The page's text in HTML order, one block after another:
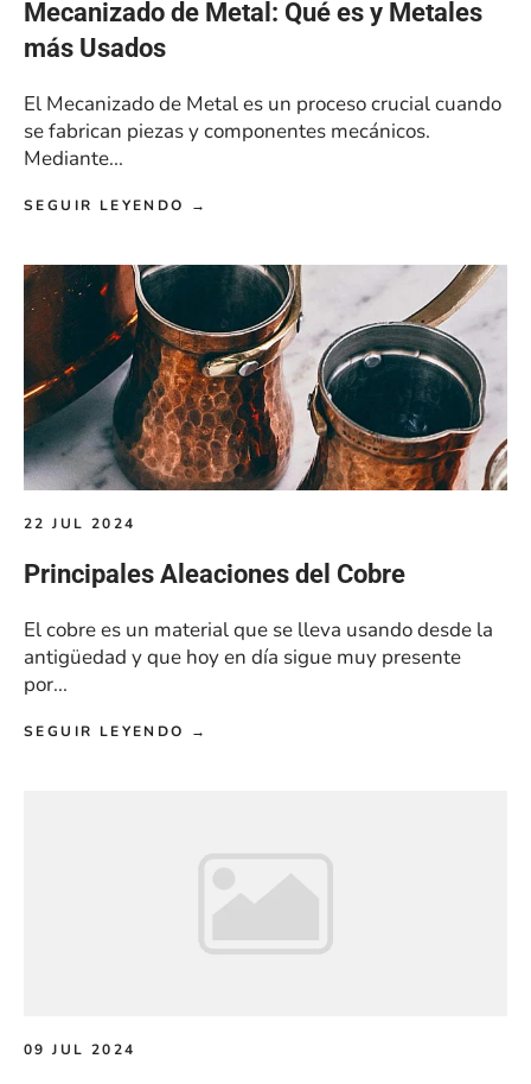
Mecanizado de Metal: Qué es y Metales
más Usados
El Mecanizado de Metal es un proceso crucial cuando
se fabrican piezas y componentes mecánicos.
Mediante...
SEGUIR LEYENDO →
22 JUL 2024
Principales Aleaciones del Cobre
El cobre es un material que se lleva usando desde la
antigüedad y que hoy en día sigue muy presente
por...
SEGUIR LEYENDO →
09 JUL 2024